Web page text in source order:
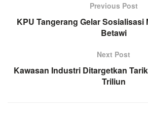
Previous Post
KPU Tangerang Gelar Sosialisasi
Betawi
Next Post
Kawasan Industri Ditargetkan
Triliun